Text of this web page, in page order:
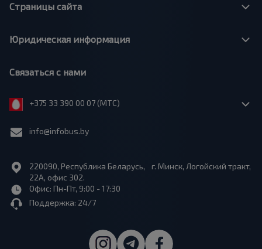
Страницы сайта
Юридическая информация
Связаться с нами
+375 33 390 00 07 (МТС)
info@infobus.by
220090, Республика Беларусь, г. Минск, Логойский тракт,
22А, офис 302.
Офис: Пн-Пт, 9:00 - 17:30
Поддержка: 24/7